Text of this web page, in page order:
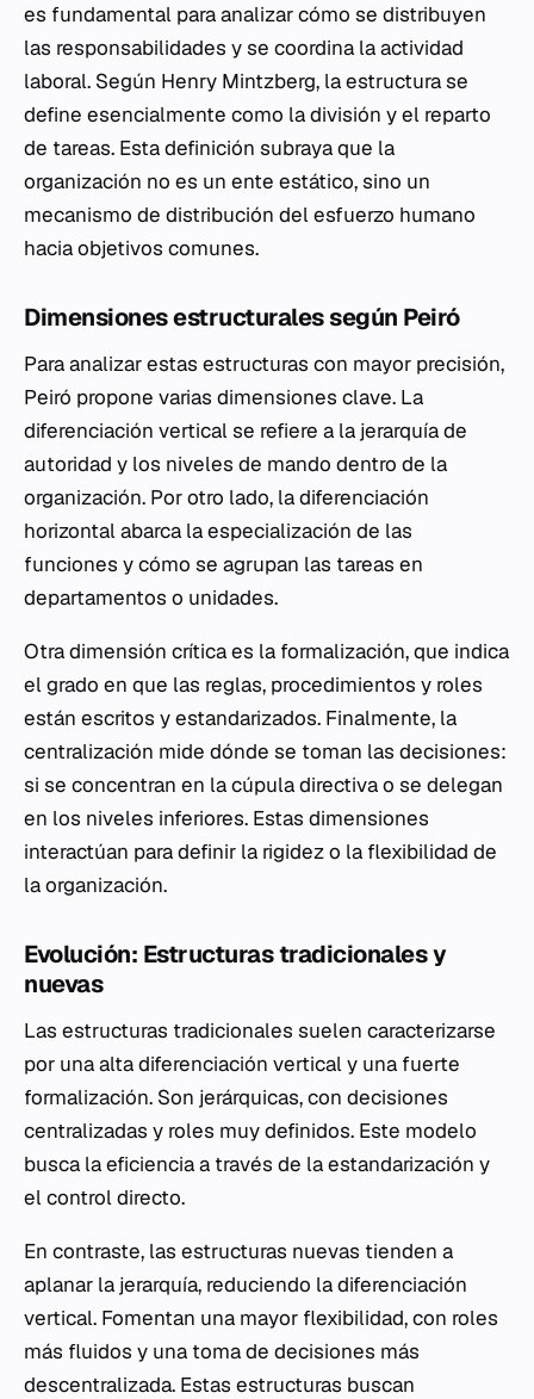
es fundamental para analizar cómo se distribuyen
las responsabilidades y se coordina la actividad
laboral. Según Henry Mintzberg, la estructura se
define esencialmente como la división y el reparto
de tareas. Esta definición subraya que la
organización no es un ente estático, sino un
mecanismo de distribución del esfuerzo humano
hacia objetivos comunes.
Dimensiones estructurales según Peiró
Para analizar estas estructuras con mayor precisión,
Peiró propone varias dimensiones clave. La
diferenciación vertical se refiere a la jerarquía de
autoridad y los niveles de mando dentro de la
organización. Por otro lado, la diferenciación
horizontal abarca la especialización de las
funciones y cómo se agrupan las tareas en
departamentos o unidades.
Otra dimensión crítica es la formalización, que indica
el grado en que las reglas, procedimientos y roles
están escritos y estandarizados. Finalmente, la
centralización mide dónde se toman las decisiones:
si se concentran en la cúpula directiva o se delegan
en los niveles inferiores. Estas dimensiones
interactúan para definir la rigidez o la flexibilidad de
la organización.
Evolución: Estructuras tradicionales y
nuevas
Las estructuras tradicionales suelen caracterizarse
por una alta diferenciación vertical y una fuerte
formalización. Son jerárquicas, con decisiones
centralizadas y roles muy definidos. Este modelo
busca la eficiencia a través de la estandarización y
el control directo.
En contraste, las estructuras nuevas tienden a
aplanar la jerarquía, reduciendo la diferenciación
vertical. Fomentan una mayor flexibilidad, con roles
más fluidos y una toma de decisiones más
descentralizada. Estas estructuras buscan